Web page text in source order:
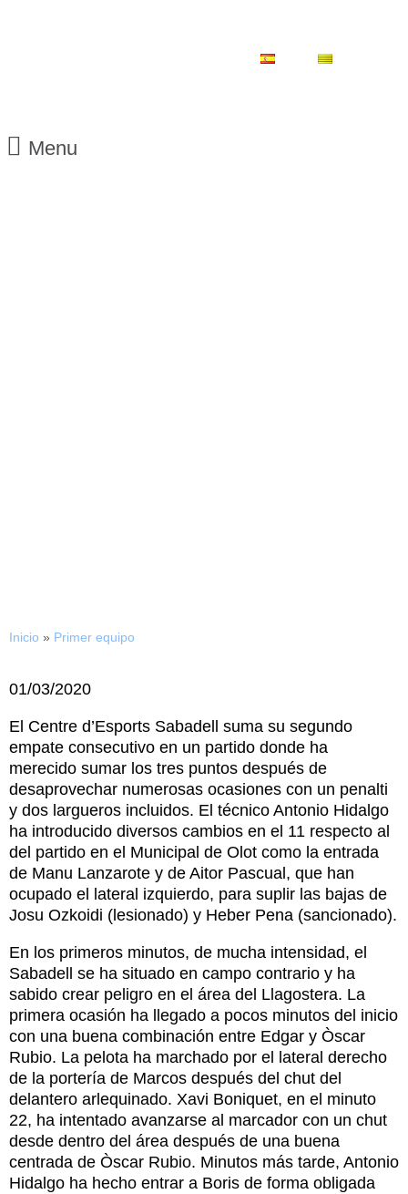
Menu
Inicio » Primer equipo
01/03/2020
El Centre d’Esports Sabadell suma su segundo
empate consecutivo en un partido donde ha
merecido sumar los tres puntos después de
desaprovechar numerosas ocasiones con un penalti
y dos largueros incluidos. El técnico Antonio Hidalgo
ha introducido diversos cambios en el 11 respecto al
del partido en el Municipal de Olot como la entrada
de Manu Lanzarote y de Aitor Pascual, que han
ocupado el lateral izquierdo, para suplir las bajas de
Josu Ozkoidi (lesionado) y Heber Pena (sancionado).
En los primeros minutos, de mucha intensidad, el
Sabadell se ha situado en campo contrario y ha
sabido crear peligro en el área del Llagostera. La
primera ocasión ha llegado a pocos minutos del inicio
con una buena combinación entre Edgar y Òscar
Rubio. La pelota ha marchado por el lateral derecho
de la portería de Marcos después del chut del
delantero arlequinado. Xavi Boniquet, en el minuto
22, ha intentado avanzarse al marcador con un chut
desde dentro del área después de una buena
centrada de Òscar Rubio. Minutos más tarde, Antonio
Hidalgo ha hecho entrar a Boris de forma obligada